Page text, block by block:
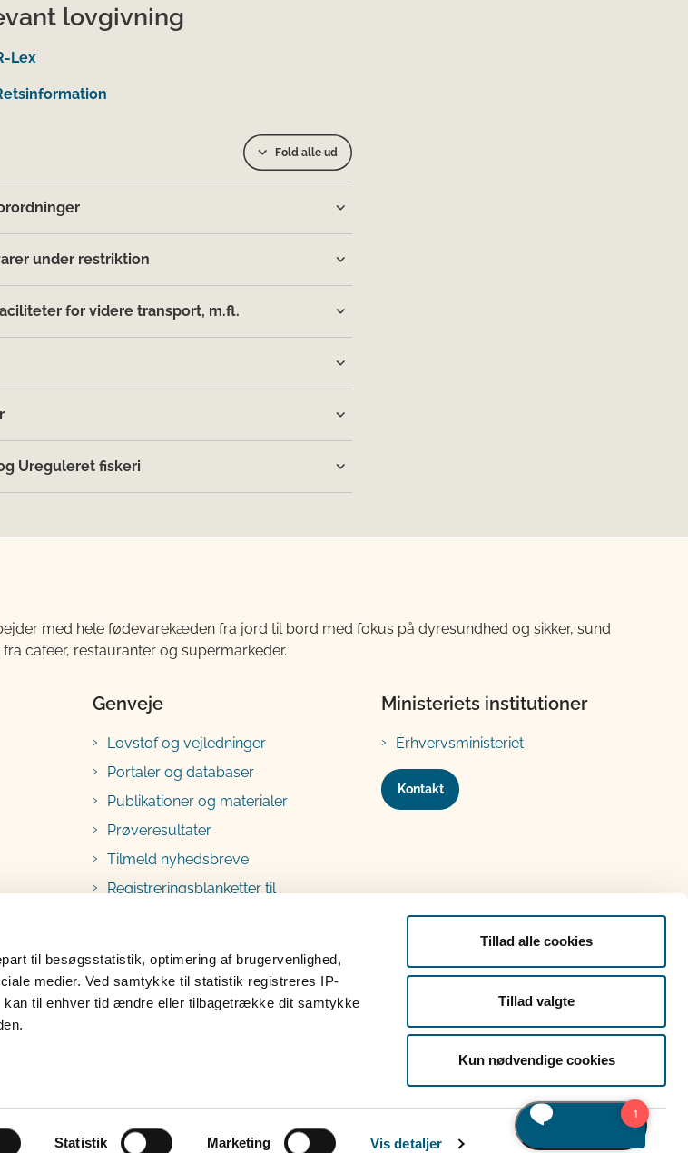
til besøgsstatistik, optimering af brugervenlighed,
medier. Ved samtykke til statistik registreres IP-
kan til enhver tid ændre eller tilbagetrække dit samtykke
Statistik Marketing Vis detaljer
Tillad alle cookies
Tillad valgte
Kun nødvendige cookies
lovgivning
Lex
Fold alle ud
under restriktion
for videre transport, m.fl.
Ureguleret fiskeri
med hele fødevarekæden fra jord til bord med fokus på dyresundhed og sikker, sund
cafeer, restauranter og supermarkeder.
Genveje
Lovstof og vejledninger
Portaler og databaser
Publikationer og materialer
Prøveresultater
Tilmeld nyhedsbreve
Registreringsblanketter til
Ministeriets institutioner
Erhvervsministeriet
Kontakt
Klage